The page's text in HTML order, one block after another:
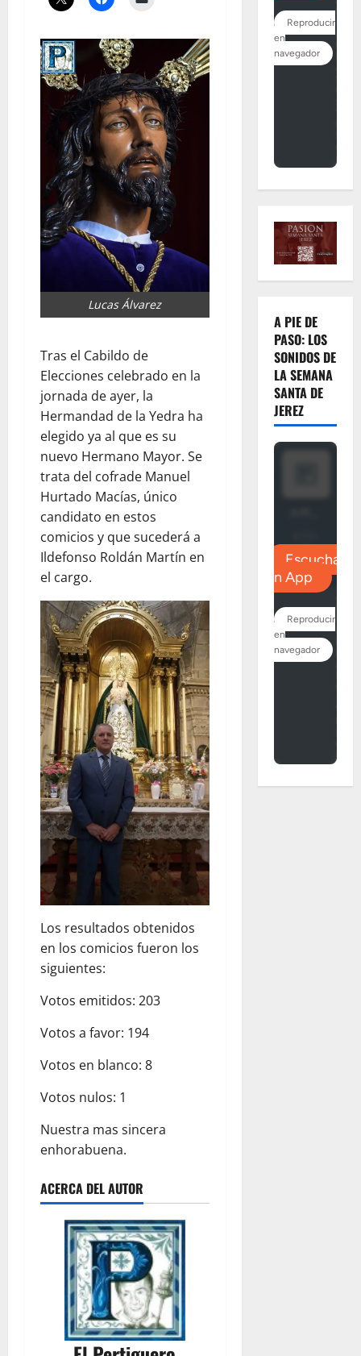
Lucas Álvarez
Tras el Cabildo de
Elecciones celebrado en la
jornada de ayer, la
Hermandad de la Yedra ha
elegido ya al que es su
nuevo Hermano Mayor. Se
trata del cofrade Manuel
Hurtado Macías, único
candidato en estos
comicios y que sucederá a
Ildefonso Roldán Martín en
el cargo.
Los resultados obtenidos
en los comicios fueron los
siguientes:
Votos emitidos: 203
Votos a favor: 194
Votos en blanco: 8
Votos nulos: 1
Nuestra mas sincera
enhorabuena.
ACERCA DEL AUTOR
A PIE DE
PASO: LOS
SONIDOS DE
LA SEMANA
SANTA DE
JEREZ